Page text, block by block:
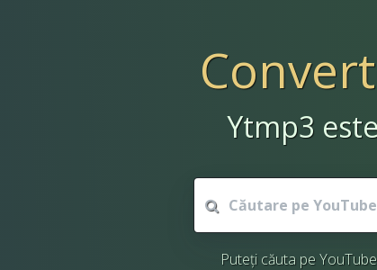
Ytmp3
Puteți căuta pe